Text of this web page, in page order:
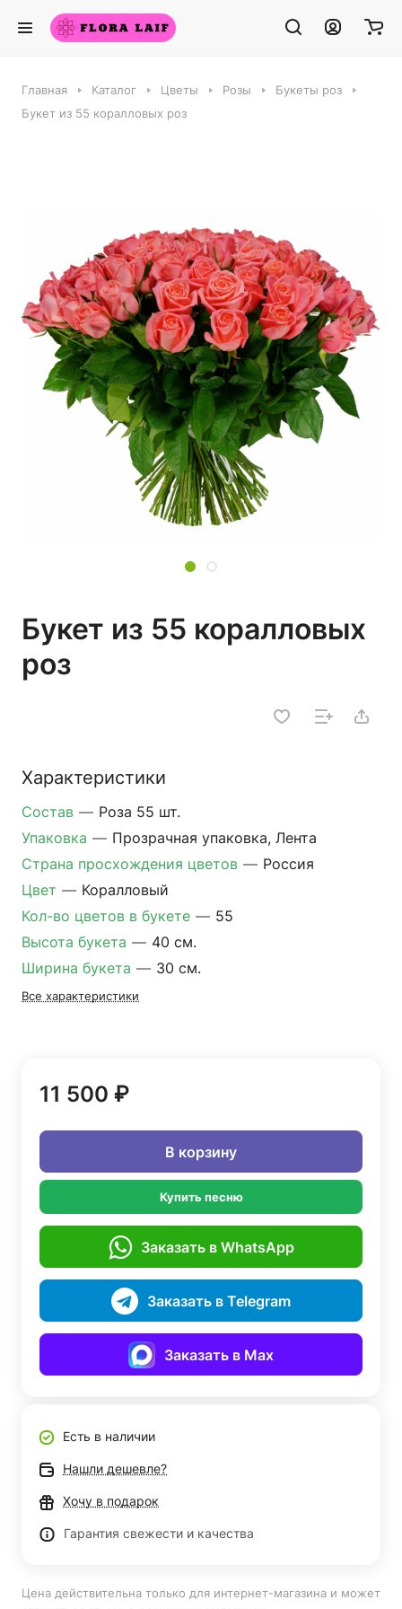
Главная Каталог Цветы Розы
Букеты роз
Букет из 55 коралловых роз
Букет из 55 коралловых
роз
Характеристики
Состав — Роза 55 шт.
Упаковка — Прозрачная упаковка, Лента
Страна просхождения цветов — Россия
Цвет — Коралловый
Кол-во цветов в букете — 55
Высота букета — 40 см.
Ширина букета — 30 см.
Все характеристики
11 500 ₽
В корзину
Купить песню
Заказать в WhatsApp
Заказать в Telegram
Заказать в Max
Есть в наличии
Нашли дешевле?
Хочу в подарок
Гарантия свежести и качества
Цена действительна только для интернет-магазина и может